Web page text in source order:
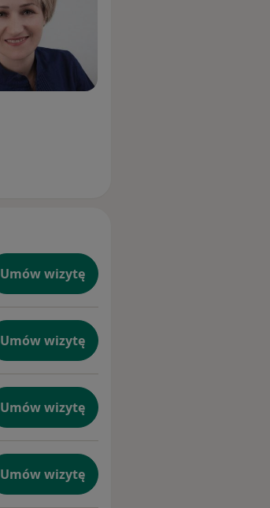
Umów wizytę
Umów wizytę
Umów wizytę
Umów wizytę